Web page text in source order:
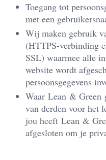
Toegang tot
met een
Wij maken gebruik
(HTTPS-verbinding
SSL) waarmee alle
website wordt
persoonsgegevens
Waar Lean & Green
van derden voor het
jou heeft Lean &
afgesloten om je